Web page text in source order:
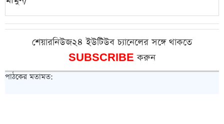
শেয়ারনিউজ২৪ ইউটিউব চ্যানেলের সঙ্গে থাকতে
SUBSCRIBEকরুন
পাঠকের মতামত: